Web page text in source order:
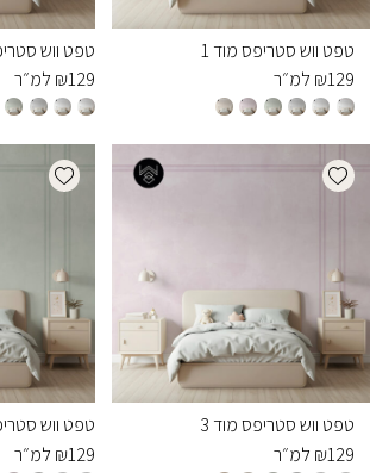
טפט ווש סטריפס מוד 1
₪129 למ״ר
טפט ווש
₪129 למ״ר
Add wishlist
טפט ווש סטריפס מוד 3
₪129 למ״ר
wishlist
טפט ווש
₪129 למ״ר